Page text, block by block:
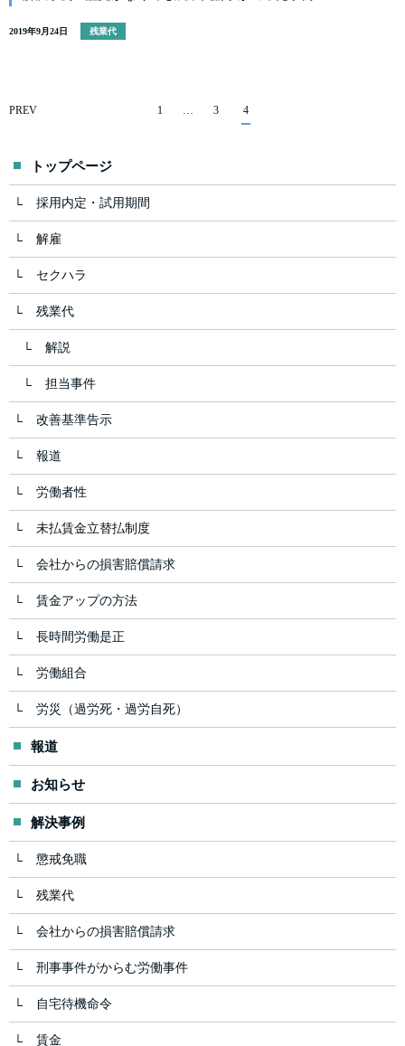
2019年9月24日 残業代
PREV 1 … 3 4
トップページ
採用内定・試用期間
解雇
セクハラ
残業代
解説
担当事件
改善基準告示
報道
労働者性
未払賃金立替払制度
会社からの損害賠償請求
賃金アップの方法
長時間労働是正
労働組合
労災（過労死・過労自死）
報道
お知らせ
解決事例
懲戒免職
残業代
会社からの損害賠償請求
刑事事件がからむ労働事件
自宅待機命令
賃金